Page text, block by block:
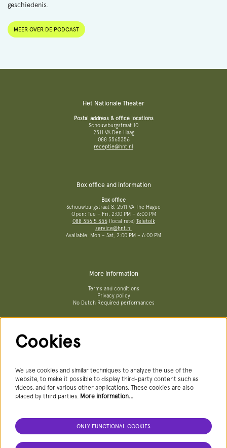
geschiedenis.
MEER OVER DE PODCAST
Het Nationale Theater
Postal address & office locations
Schouwburgstraat 10
2511 VA Den Haag
088 3565356
receptie@hnt.nl
Box office and information
Box office
Schouwburgstraat 8, 2511 VA The Hague
Open: Tue – Fri, 2:00 PM – 6:00 PM
088 356 5 356(local rate) Teletolk
service@hnt.nl
Available: Mon – Sat, 2:00 PM – 6:00 PM
More information
Terms and conditions
Privacy policy
No Dutch Required performances
Newsletter
SIGN UP NEWSLETTER
Cookies
We use cookies and similar techniques to analyze the use of the
website, to make it possible to display third-party content such as
videos, and for various other applications. These cookies are also
placed by third parties. More information…
ONLY FUNCTIONAL COOKIES